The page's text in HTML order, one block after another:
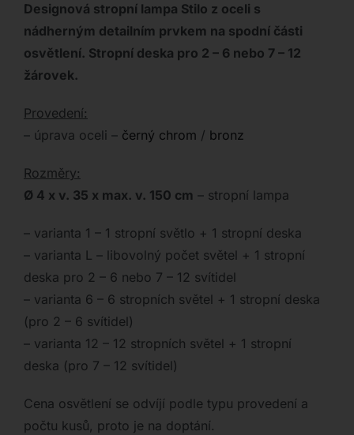
Designová stropní lampa Stilo z oceli s
nádherným detailním prvkem na spodní části
osvětlení. Stropní deska pro 2 – 6 nebo 7 – 12
žárovek.
Provedení:
– úprava oceli – černý chrom / bronz
Rozměry:
Ø 4 x v. 35 x max. v. 150 cm – stropní lampa
– varianta 1 – 1 stropní světlo + 1 stropní deska
– varianta L – libovolný počet světel + 1 stropní
deska pro 2 – 6 nebo 7 – 12 svítidel
– varianta 6 – 6 stropních světel + 1 stropní deska
(pro 2 – 6 svítidel)
– varianta 12 – 12 stropních světel + 1 stropní
deska (pro 7 – 12 svítidel)
Cena osvětlení se odvíjí podle typu provedení a
počtu kusů, proto je na doptání.